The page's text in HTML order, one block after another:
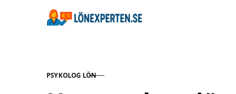
Hoppa till innehåll
KATEGORI
PSYKOLOG LÖN